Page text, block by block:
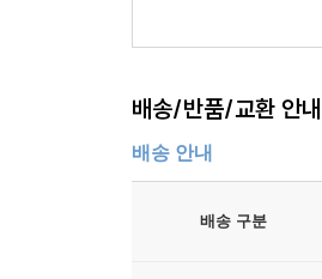
배송/반품/교환 안내
배송 안내
배송 구분